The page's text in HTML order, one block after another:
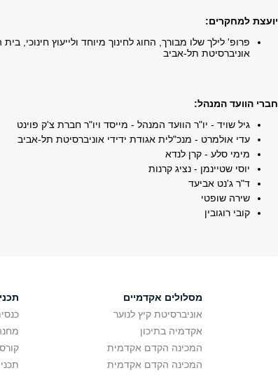
יועצת למחקרים:
פרופ' לילך שלו מבורך, החוג לחינוך מיוחד ולייעוץ חינוכי, בית
אוניברסיטת תל-אביב
חברי הוועד המנהל:
גיל שויד - יו"ר הוועד המנהל - מייסד ויו"ר חברת צ'ק פוינט
עדי אולמרט - מנכ"לית אגודת ידידי אוניברסיטת תל-אביב
מימי סלע - קרן לנדא
יוסי שטיינמן - נציג קרנות
ד"ר ג'נט אביעד
שירה שופטי
קובי רוגובין
מסלולים אקדמיים
אוניברסיטת קיץ לנוער
אקדמיה בתיכון
המכינה הקדם אקדמית
המכינה הקדם אקדמית